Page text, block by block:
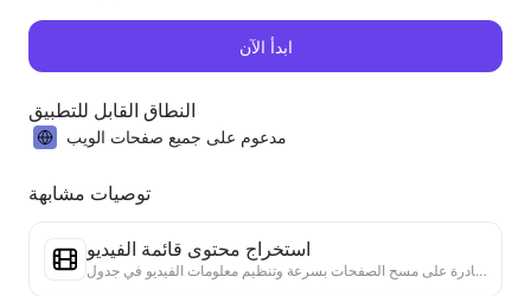
ابدأ الآن
النطاق القابل للتطبيق
مدعوم على جميع صفحات الويب
توصيات مشابهة
استخراج محتوى قائمة الفيديو
أداة فعالة لاستخراج محتوى الفيديو من صفحات الويب، قادرة على مسح الصفحات بسرعة وتنظيم معلومات الفيديو في جدول Markdown منظم.